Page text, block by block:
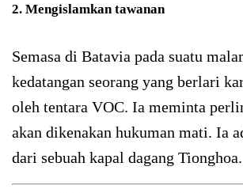
2. Mengislamkan tawanan
Semasa di Batavia pada suatu
kedatangan seorang yang berlari
oleh tentara VOC. Ia meminta
akan dikenakan hukuman mati. Ia
dari sebuah kapal dagang Tionghoa.